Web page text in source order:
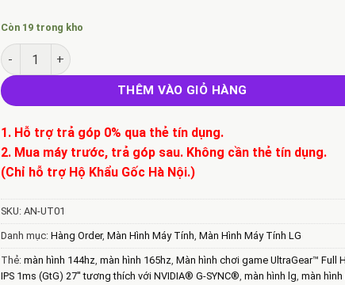
Còn 19 trong kho
Màn hình chơi game UltraGear Full HD IPS 1ms (GtG) 27inch
THÊM VÀO GIỎ HÀNG
1. Hỗ trợ trả góp 0% qua thẻ tín dụng.
2. Mua máy trước, trả góp sau. Không cần thẻ tín dụng.
(Chỉ hỗ trợ Hộ Khẩu Gốc Hà Nội.)
SKU: AN-UT01
Danh mục: Hàng Order, Màn Hình Máy Tính, Màn Hình Máy Tính LG
Thẻ: màn hình 144hz, màn hình 165hz, Màn hình chơi game UltraGear™ Full
IPS 1ms (GtG) 27'' tương thích với NVIDIA® G-SYNC®, màn hình lg, màn hình